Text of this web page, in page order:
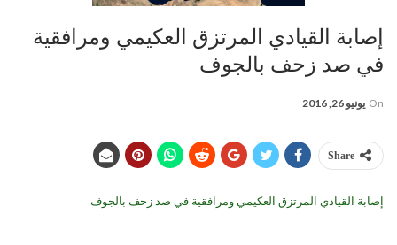
إصابة القيادي المرتزق العكيمي ومرافقية
في صد زحف بالجوف
On يونيو 26, 2016
Share
إصابة القيادي المرتزق العكيمي ومرافقية في صد زحف بالجوف